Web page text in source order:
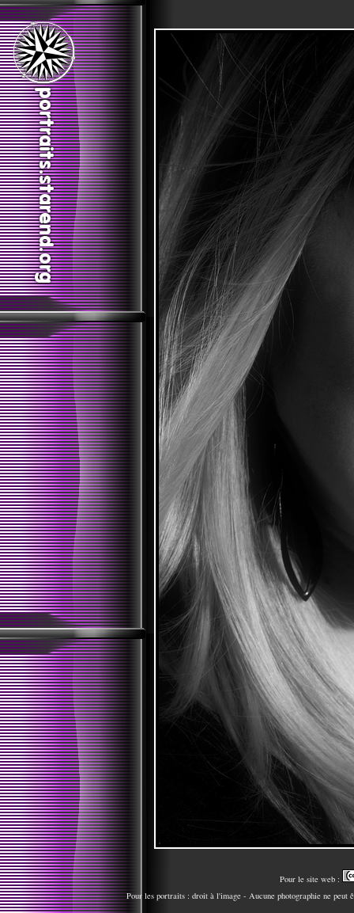
Pour le site web :
Pour les portraits : droit à l'image - Aucune photographie ne peut